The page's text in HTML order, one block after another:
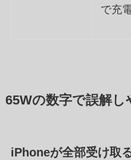
で充
65Wの数字で誤解し
iPhoneが全部受け取